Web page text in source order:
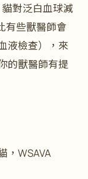
貓對泛白血球減
有些獸醫師會
液檢查），來
的獸醫師有提
，WSAVA